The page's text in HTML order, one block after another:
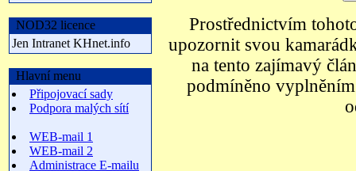
NOD32 licence
Jen Intranet KHnet.info
Hlavní menu
Připojovací sady
Podpora malých sítí
WEB-mail 1
WEB-mail 2
Administrace E-mailu
Prostřednictvím
upozornit svou
na tento zajímavý
podmíněno